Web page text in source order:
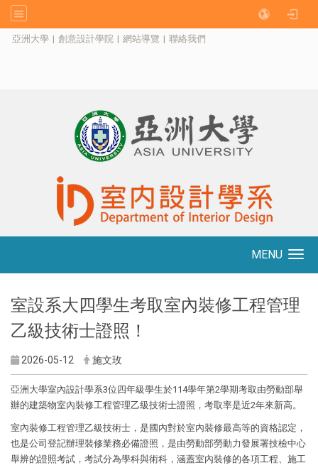
亞洲大學 | 創意設計學院 | 網站導覽 | 聯絡我們
MENU
室設系大四學生考取室內裝修工程管理
乙級技術士證照！
2026-05-12 施文玫
亞洲大學室內設計學系3位四年級學生於114學年第2學期考取由勞動部舉
辦的建築物室內裝修工程管理乙級技術士證照，考取率是近2年來新高。
室內裝修工程管理乙級技術士，是國內對於室內裝修最高等的資格認定，
也是公司登記辦理裝修業務必備證照，是由勞動部勞動力發展署技檢中心
舉辨的證照考試，考試分為學科與術科，涵蓋室內裝修的各項工程、施工